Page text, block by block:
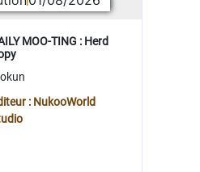
MOO-TING : Herd
: NukooWorld